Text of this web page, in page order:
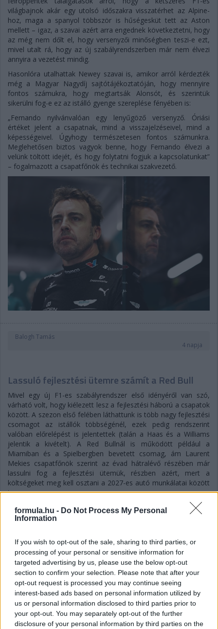
formula.hu - Do Not Process My Personal
Information
If you wish to opt-out of the sale, sharing to third parties, or
processing of your personal or sensitive information for
targeted advertising by us, please use the below opt-out
section to confirm your selection. Please note that after your
opt-out request is processed you may continue seeing
interest-based ads based on personal information utilized by
us or personal information disclosed to third parties prior to
your opt-out. You may separately opt-out of the further
disclosure of your personal information by third parties on the
világbajnok akár egy utolsó időszakra visszatérhet az Alpine-
hoz, maga a spanyol többször is hűségesküt tett az Aston
mellett – igaz, a szavai azért arra engednek következtetni, hogy
az még nem dőlt el, hogy versenyzői minőségben teszi-e ezt,
mivel utalt rá, hogy az új szabályrendszerben már nem élvezi
annyira a vezetést mindig.
Hasonlóra utalhattak Newey szavai is, amikor arról kérdezték
még a Magyar Nagydíj sajtótájékoztatóján, hogy mennyire
fontos számukra, hogy megtartsák Alonsót, és szerintük
sikerülni fog-e ez az istálló gyenge szereplése fényében is:
„Fernando nyilvánvalóan egy lenyűgöző versenyző. Óriási
értéket jelent a csapatnak, mind a visszajelzéseivel, mind a
képességeivel. Úgyhogy természetesen fontos számunkra.
Meglehetősen biztos vagyok benne, hogy Fernando élvezi a
velünk töltött idejét, és hogy folytatni fogjuk a kapcsolatunkat”
– fogalmazott a csapatfőnök és technikai szakvezető.
Balogh Tamás
4 napja
Lassuló fejlesztési ütemre számít a Red Bull
Mivel egy új F1-es szabályrendszer első idényéről van szó,
várható volt, hogy kiélezett lesz a fejlesztési háború a csapatok
között. A szezon első felében láthattunk is több nagy fejlesztési
csomagot az istállók többségénél, ezek pedig rendszerint
valóban előrelépést is jelentettek (talán a Haas és a Williams
jelentik a kivételt). A Red Bullnál is működött például a
Miamiban és a Spielbergben bevetett csomag, ám Laurent
Mekies csapatfőnök szerint az évad hátralévő részében már
lassulni fog a fejlesztési ütemük, részben azért, mert a
költségeket meg kell osztani a 2027-es autó munkálatai között
is:
„Nem tudom, a többiekkel mi a helyzet, de az biztos, hogy egy
ponton döntést kell hoznunk, hogyan egyensúlyozunk az idei és
dönteni fogunk” – idézi Mekiest a Crash.net. „Ami minket illet,
rengeteg fejlesztést hoztunk mostanáig, hogy próbáljuk
korrigálni azt a hatalmas hátrányt, amivel eleinte rendelkeztünk.
Valószínűleg nehéz elképzelni, hogy ebben a ritmusban fogjuk
folytatni, mindenesetre meglátjuk, mi a legjobb módja annak,
hogy ledolgozzuk ezt az utolsó három tizedmásodpercet.”